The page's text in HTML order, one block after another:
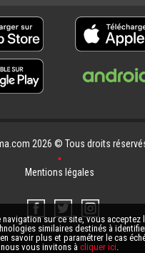
navigation sur ce site, vous
similaires destinés à
savoir plus et paramétrer le cas
nous vous invitons à cliquer ici.
2026 © Tous droits
▪
Mentions légales